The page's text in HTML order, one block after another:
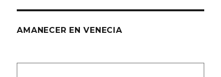
AMANECER EN VENECIA